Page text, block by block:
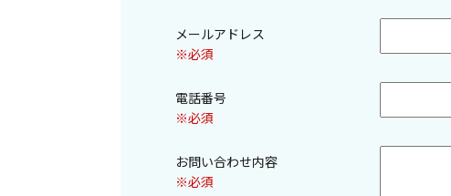
メールアドレス
※必須
電話番号
※必須
お問い合わせ内容
※必須